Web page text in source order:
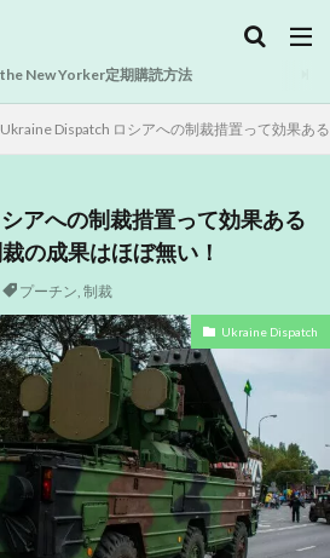
the New Yorker定期購読方法
Ukraine Dispatch ロシアへの制裁措置って効果あ
アへの制裁措置って効果ある
の成果はほぼ無い！
プーチン, 制裁
Ukraine Dispatch